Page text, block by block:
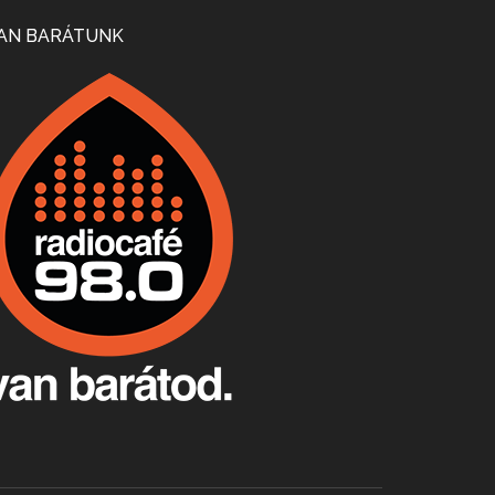
Apr 24, 2026 • 00:38:10
Villány, kékfrankos, Jackfall
Apr 17, 2026 • 00:35:38
Apr 9, 2026 • 00:37:17
BARÁTUNK